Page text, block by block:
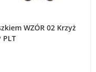
WZÓR 02 Krzyż
PLT